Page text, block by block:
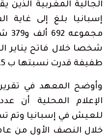
الجالية المغربية
شخصا خلال فاتح يناير
طفيفة قدرت نسبتها ب 1.5 في المائة.
وأوضح المعهد في
الإعلام المحلية أن
للعيش في إسبانيا وتم